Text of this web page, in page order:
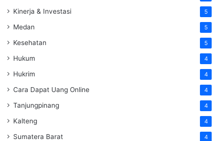
Kinerja & Investasi 5
Medan 5
Kesehatan 5
Hukum 4
Hukrim 4
Cara Dapat Uang Online 4
Tanjungpinang 4
Kalteng 4
Sumatera Barat 4